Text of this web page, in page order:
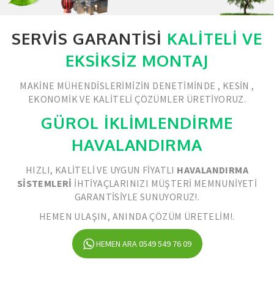
SERVIS GARANTISI KALITELI VE
EKSIKSIZ MONTAJ
MAKINE MÜHENDISLERIMIZIN DENETIMINDE , KESIN ,
EKONOMIK VE KALITELI ÇÖZÜMLER ÜRETIYORUZ.
GÜROL İKLİMLENDİRME
HAVALANDIRMA
HIZLI, KALITELI VE UYGUN FIYATLI HAVALANDIRMA
SISTEMLERI IHTIYAÇLARINIZI MÜŞTERI MEMNUNIYETI
GARANTISIYLE SUNUYORUZ!.
HEMEN ULAŞIN, ANINDA ÇÖZÜM ÜRETELIM!.
HEMEN ARA 0549 549 76 09